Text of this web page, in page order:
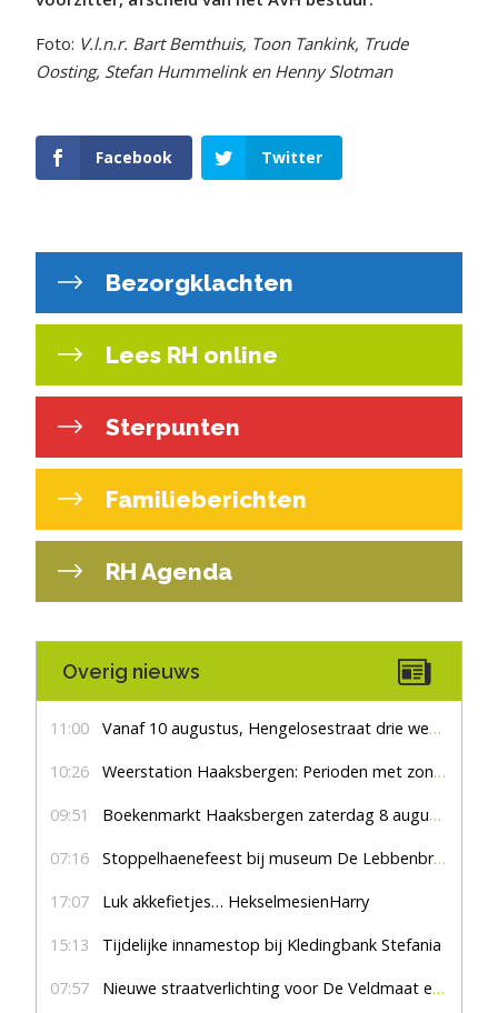
Foto: V.l.n.r. Bart Bemthuis, Toon Tankink, Trude
Oosting, Stefan Hummelink en Henny Slotman
Facebook Twitter
Bezorgklachten
Lees RH online
Sterpunten
Familieberichten
RH Agenda
Overig nieuws
11:00 Vanaf 10 augustus, Hengelosestraat drie weken dicht voor doorgaand verkeer
10:26 Weerstation Haaksbergen: Perioden met zon en droog
09:51 Boekenmarkt Haaksbergen zaterdag 8 augustus, marktplein Haaksbergen
07:16 Stoppelhaenefeest bij museum De Lebbenbrugge
17:07 Luk akkefietjes… HekselmesienHarry
15:13 Tijdelijke innamestop bij Kledingbank Stefania
07:57 Nieuwe straatverlichting voor De Veldmaat en De Pas